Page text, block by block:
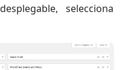
selecciona